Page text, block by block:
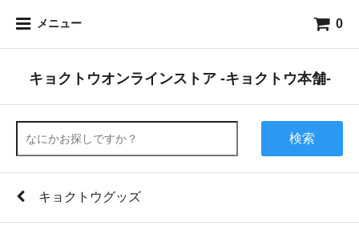
メニュー 0
キョクトウオンラインストア -キョクトウ本舗-
検索
キョクトウグッズ